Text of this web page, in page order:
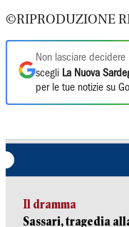
©RIPRODUZIONE
Non lasciare decidere
scegli La Nuova
per le tue notizie su
Il dramma
Sassari, tragedia